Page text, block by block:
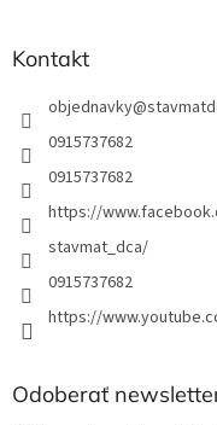
Kontakt
objednavky@
0915737682
0915737682
https://
stavmat_dca/
0915737682
https://
Odoberať